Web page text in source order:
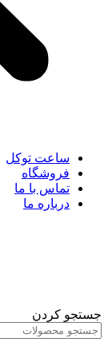
ساعت توکل
فروشگاه
تماس با ما
درباره ما
جستجو کردن